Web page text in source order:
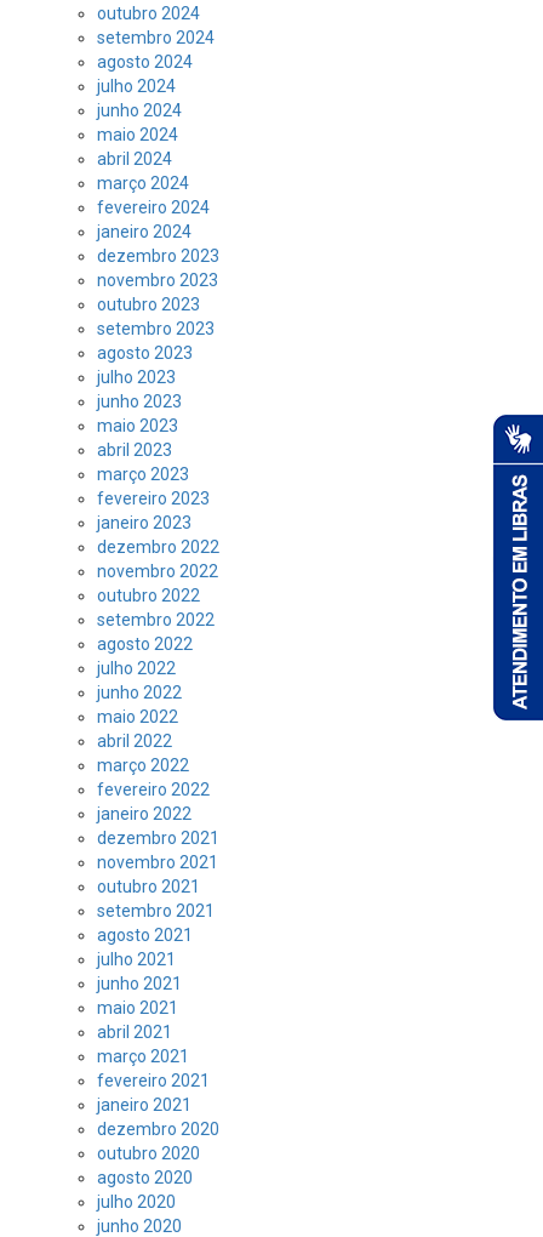
outubro 2024
setembro 2024
agosto 2024
julho 2024
junho 2024
maio 2024
abril 2024
março 2024
fevereiro 2024
janeiro 2024
dezembro 2023
novembro 2023
outubro 2023
setembro 2023
agosto 2023
julho 2023
junho 2023
maio 2023
abril 2023
março 2023
fevereiro 2023
janeiro 2023
dezembro 2022
novembro 2022
outubro 2022
setembro 2022
agosto 2022
julho 2022
junho 2022
maio 2022
abril 2022
março 2022
fevereiro 2022
janeiro 2022
dezembro 2021
novembro 2021
outubro 2021
setembro 2021
agosto 2021
julho 2021
junho 2021
maio 2021
abril 2021
março 2021
fevereiro 2021
janeiro 2021
dezembro 2020
outubro 2020
agosto 2020
julho 2020
junho 2020